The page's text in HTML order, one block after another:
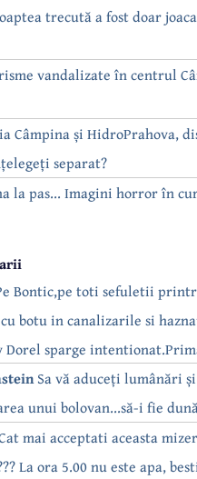
trecută a fost doar
vandalizate în centrul
Câmpina și HidroPrahova,
separat?
la pas... Imagini horror în
Bontic,pe toti sefuletii
botu in canalizarile si
Dorel sparge
as intreba o si pe
Sa vă aduceți lumânări
unui bolovan...să-i fie
mai acceptati aceasta
La ora 5.00 nu este apa,